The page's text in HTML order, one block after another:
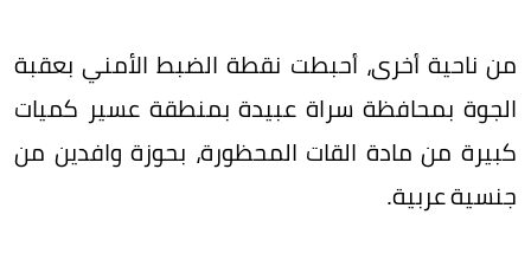
من ناحية أخرى، أحبطت نقطة الضبط الأمني بعقبة
الجوة بمحافظة سراة عبيدة بمنطقة عسير كميات
كبيرة من مادة القات المحظورة، بحوزة وافدين من
جنسية عربية.